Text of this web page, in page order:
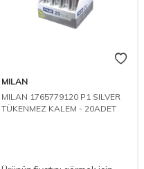
MILAN
MILAN 1765779120 P1 SILVER
TÜKENMEZ KALEM - 20ADET